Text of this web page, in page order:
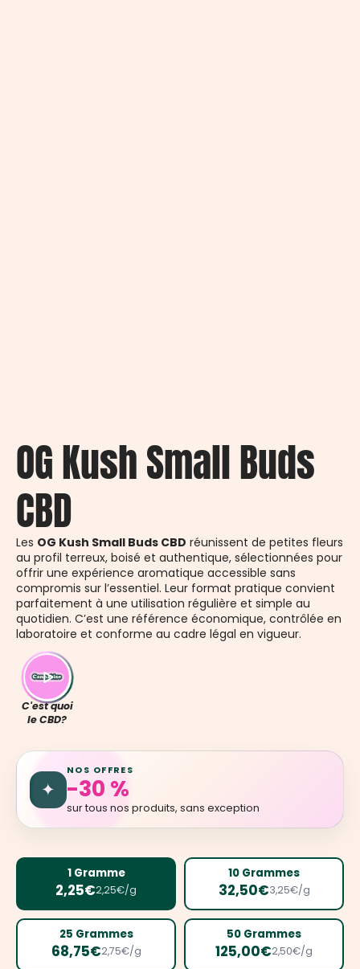
OG Kush Small Buds
CBD
Les OG Kush Small Buds CBD réunissent de petites fleurs
au profil terreux, boisé et authentique, sélectionnées pour
offrir une expérience aromatique accessible sans
compromis sur l’essentiel. Leur format pratique convient
parfaitement à une utilisation régulière et simple au
quotidien. C’est une référence économique, contrôlée en
laboratoire et conforme au cadre légal en vigueur.
C'est quoi
le CBD?
✦
NOS OFFRES
-30 %
sur tous nos produits, sans exception
1 Gramme
2,25€2,25€/g
10 Grammes
32,50€3,25€/g
25 Grammes
68,75€2,75€/g
50 Grammes
125,00€2,50€/g